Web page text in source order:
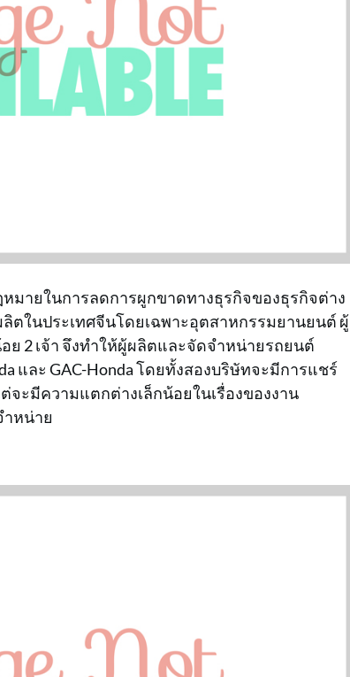
มายในการลดการผูกขาดทางธุรกิจของธุรกิจต่าง
ตในประเทศจีนโดยเฉพาะอุตสาหกรรมยานยนต์ ผู้
2 เจ้า จึงทำให้ผู้ผลิตและจัดจำหน่ายรถยนต์
และ GAC-Honda โดยทั้งสองบริษัทจะมีการแชร์
มีความแตกต่างเล็กน้อยในเรื่องของงาน
หน่าย